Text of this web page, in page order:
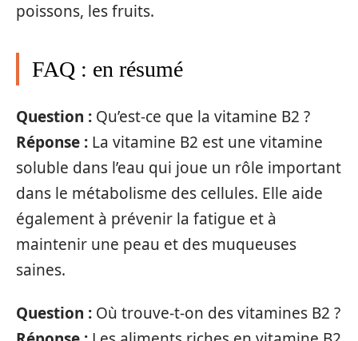
poissons, les fruits.
FAQ : en résumé
Question : Qu’est-ce que la vitamine B2 ?
Réponse : La vitamine B2 est une vitamine
soluble dans l’eau qui joue un rôle important
dans le métabolisme des cellules. Elle aide
également à prévenir la fatigue et à
maintenir une peau et des muqueuses
saines.
Question : Où trouve-t-on des vitamines B2 ?